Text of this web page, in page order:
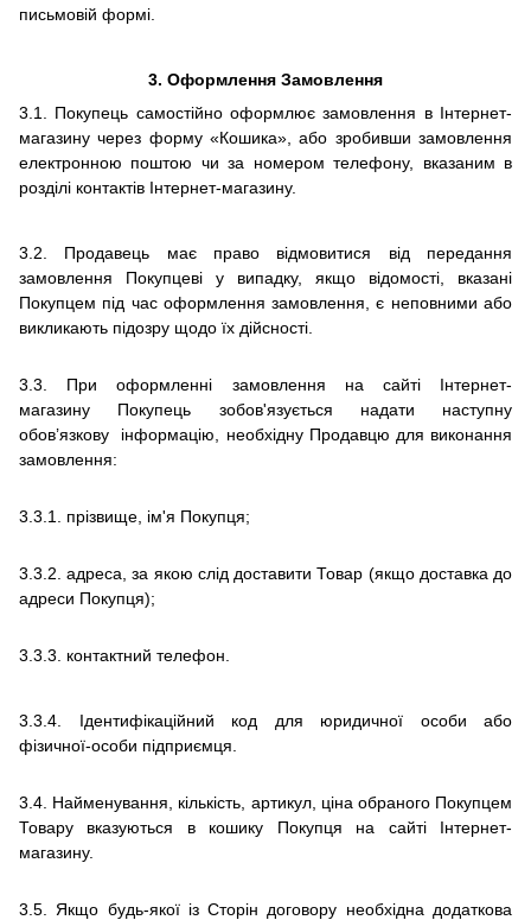
письмовій формі.
3. Оформлення Замовлення
3.1. Покупець самостійно оформлює замовлення в Інтернет-
магазину через форму «Кошика», або зробивши замовлення
електронною поштою чи за номером телефону, вказаним в
розділі контактів Інтернет-магазину.
3.2. Продавець має право відмовитися від передання
замовлення Покупцеві у випадку, якщо відомості, вказані
Покупцем під час оформлення замовлення, є неповними або
викликають підозру щодо їх дійсності.
3.3. При оформленні замовлення на сайті
Інтернет-
магазину
Покупець зобов'язується надати наступну
обов’язкову інформацію, необхідну Продавцю для виконання
замовлення:
3.3.1. прізвище, ім'я Покупця;
3.3.2. адреса, за якою слід доставити Товар (якщо доставка до
адреси Покупця);
3.3.3. контактний телефон.
3.3.4. Ідентифікаційний код для юридичної особи або
фізичної-особи підприємця.
3.4. Найменування, кількість, артикул, ціна обраного Покупцем
Товару вказуються в кошику Покупця на сайті
Інтернет-
магазину.
3.5.
Якщо будь-якої із Сторін договору необхідна додаткова